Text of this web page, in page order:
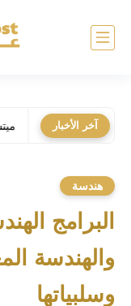
آخر الأخبارميتسوبيشي تستعد لإنتاج 1000 روبوت بشري شهرياً: فهل
هندسة
البرامج
والهندسة
وسلبياتها